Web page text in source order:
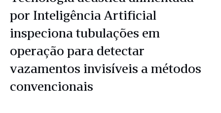
por Inteligência Artificial
inspeciona tubulações em
operação para detectar
vazamentos invisíveis a métodos
convencionais